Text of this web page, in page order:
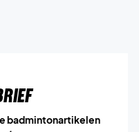
badmintonartikelen